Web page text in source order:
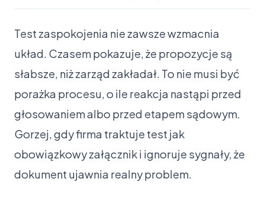
Test zaspokojenia nie zawsze wzmacnia
układ. Czasem pokazuje, że propozycje są
słabsze, niż zarząd zakładał. To nie musi być
porażka procesu, o ile reakcja nastąpi przed
głosowaniem albo przed etapem sądowym.
Gorzej, gdy firma traktuje test jak
obowiązkowy załącznik i ignoruje sygnały, że
dokument ujawnia realny problem.